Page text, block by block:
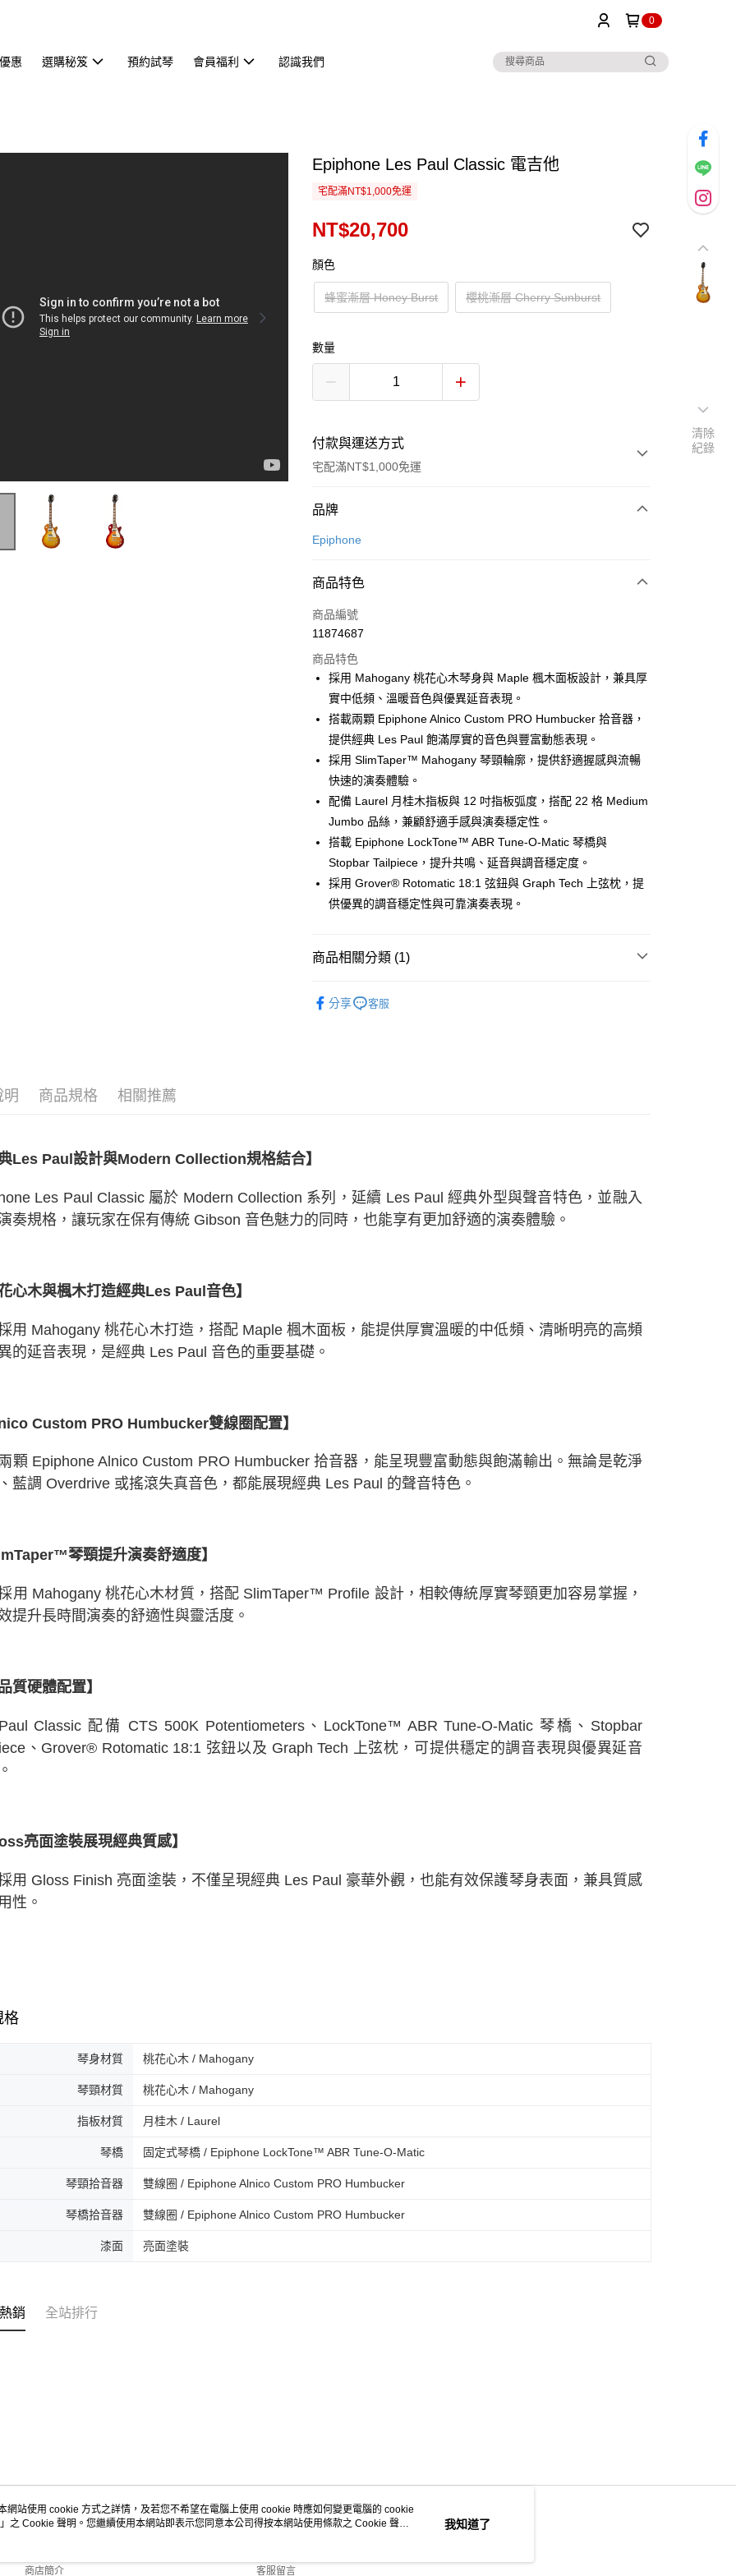
0
惠 選購秘笈 預約試琴 會員福利 認識我們
Epiphone Les Paul Classic 電吉他
宅配滿NT$1,000免運
NT$20,700
顏色
蜂蜜漸層 Honey Burst 櫻桃漸層 Cherry Sunburst
數量
付款與運送方式
宅配滿NT$1,000免運
付款方式
信用卡一次付款
合作金庫商業銀行
華南商業銀行
上海商業儲蓄銀行
國泰世華商業銀行
兆豐國際商業銀行
臺灣中小企業銀行
台中商業銀行
聯邦商業銀行
遠東國際商業銀行
元大商業銀行
永豐商業銀行
玉山商業銀行
星展（台灣）商業銀行
台新國際商業銀行
台灣樂天信用卡公司
6 期 0 利率 每期
華南商業銀行
上海商業儲蓄銀行
台北富邦商業銀行
國泰世華商業銀行
兆豐國際商業銀行
臺灣中小企業銀行
台中商業銀行
匯豐（台灣）商業銀行
華泰商業銀行
元大商業銀行
永豐商業銀行
玉山商業銀行
台新國際商業銀行
中國信託商業銀行
台灣樂天信用卡公司
LINE Pay
Apple Pay
街口支付
悠遊付
全盈+PAY
大哥付你分期
相關說明
【大哥付你分期使用說明】
2.付款方式選擇「大哥付你分期」，訂單成立後會自動跳轉到大哥付的交易
流程，驗證手機門號後，選擇欲分期的期數、繳款截止日，確認付款後即
完成交易。
3.實際核准額度、可分期數及費用金額請依後續交易確認頁面所載為準。
無法說明評估內容。
醒簡訊。
ATM付款
運送方式
每筆NT$60，滿NT$1,000(含以上)免運費
品牌
Epiphone
商品特色
商品編號
11874687
商品特色
採用 Mahogany 桃花心木琴身與 Maple 楓木面板設計，兼具厚
實中低頻、溫暖音色與優異延音表現。
搭載兩顆 Epiphone Alnico Custom PRO Humbucker 拾音器，
提供經典 Les Paul 飽滿厚實的音色與豐富動態表現。
採用 SlimTaper™ Mahogany 琴頸輪廓，提供舒適握感與流暢
快速的演奏體驗。
配備 Laurel 月桂木指板與 12 吋指板弧度，搭配 22 格 Medium
Jumbo 品絲，兼顧舒適手感與演奏穩定性。
搭載 Epiphone LockTone™ ABR Tune-O-Matic 琴橋與
Stopbar Tailpiece，提升共鳴、延音與調音穩定度。
採用 Grover® Rotomatic 18:1 弦鈕與 Graph Tech 上弦枕，提
供優異的調音穩定性與可靠演奏表現。
商品相關分類 (1)
分享
客服
明 商品規格 相關推薦
Les Paul設計與Modern Collection規格結合】
Les Paul Classic 屬於 Modern Collection 系列，延續 Les Paul 經典外型與聲音特色，並融入
奏規格，讓玩家在保有傳統 Gibson 音色魅力的同時，也能享有更加舒適的演奏體驗。
心木與楓木打造經典Les Paul音色】
用 Mahogany 桃花心木打造，搭配 Maple 楓木面板，能提供厚實溫暖的中低頻、清晰明亮的高頻
的延音表現，是經典 Les Paul 音色的重要基礎。
Custom PRO Humbucker雙線圈配置】
顆 Epiphone Alnico Custom PRO Humbucker 拾音器，能呈現豐富動態與飽滿輸出。無論是乾淨
藍調 Overdrive 或搖滾失真音色，都能展現經典 Les Paul 的聲音特色。
琴頸提升演奏舒適度】
用 Mahogany 桃花心木材質，搭配 SlimTaper™ Profile 設計，相較傳統厚實琴頸更加容易掌握，
提升長時間演奏的舒適性與靈活度。
質硬體配置】
Classic 配備 CTS 500K Potentiometers、LockTone™ ABR Tune-O-Matic 琴橋、Stopbar
、Grover® Rotomatic 18:1 弦鈕以及 Graph Tech 上弦枕，可提供穩定的調音表現與優異延音
亮面塗裝展現經典質感】
用 Gloss Finish 亮面塗裝，不僅呈現經典 Les Paul 豪華外觀，也能有效保護琴身表面，兼具質感
性。
格
琴身材質 桃花心木 / Mahogany
琴頸材質 桃花心木 / Mahogany
指板材質 月桂木 / Laurel
琴橋 固定式琴橋 / Epiphone LockTone™ ABR Tune-O-Matic
琴頸拾音器 雙線圈 / Epiphone Alnico Custom PRO Humbucker
琴橋拾音器 雙線圈 / Epiphone Alnico Custom PRO Humbucker
漆面 亮面塗裝
銷 全站排行
關於我們
商店簡介
客服資訊
客服留言
清除
紀錄
網站使用 cookie 方式之詳情，及若您不希望在電腦上使用 cookie 時應如何變更電腦的 cookie
」之 Cookie 聲明。您繼續使用本網站即表示您同意本公司得按本網站使用條款之 Cookie 聲明
我知道了